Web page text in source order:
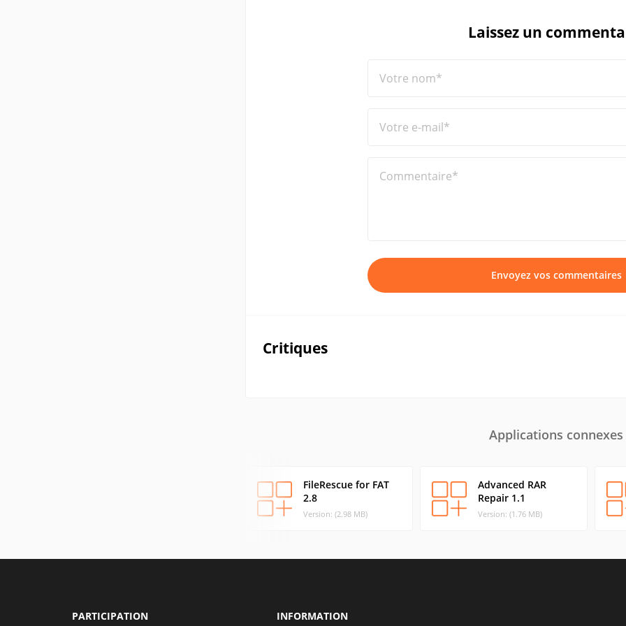
Laissez un
Votre nom*
Votre e-mail*
Commentaire*
Envoyez vos commentaires
Critiques
Applications connexes
FileRescue for FAT
2.8
Version: (2.98 MB)
Advanced RAR
Repair 1.1
Version: (1.76 MB)
PARTICIPATION INFORMATION